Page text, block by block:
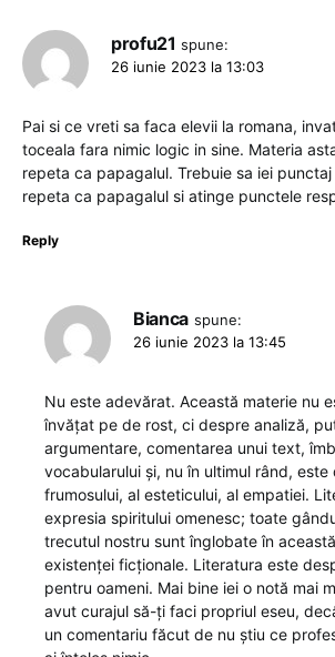
profu21 spune:
26 iunie 2023 la 13:03
Pai si ce vreti sa faca elevii la romana,
toceala fara nimic logic in sine. Materia
repeta ca papagalul. Trebuie sa iei
repeta ca papagalul si atinge punctele
Reply
Bianca spune:
26 iunie 2023 la 13:45
Nu este adevărat. Această materie nu
învățat pe de rost, ci despre analiză,
argumentare, comentarea unui text,
vocabularului și, nu în ultimul rând, este
frumosului, al esteticului, al empatiei.
expresia spiritului omenesc; toate
trecutul nostru sunt înglobate în
existenței ficționale. Literatura este
pentru oameni. Mai bine iei o notă mai
avut curajul să-ți faci propriul eseu,
un comentariu făcut de nu știu ce